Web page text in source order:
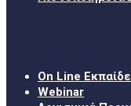
On Line
Webinar